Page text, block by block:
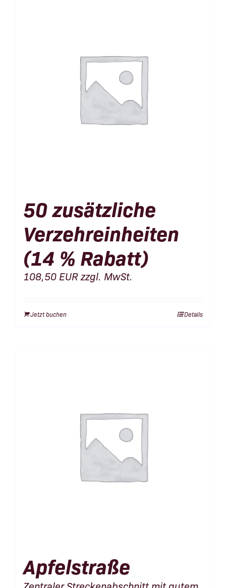
50 zusätzliche
Verzehreinheiten
(14 % Rabatt)
108,50 EURzzgl. MwSt.
Jetzt buchen Details
Apfelstraße